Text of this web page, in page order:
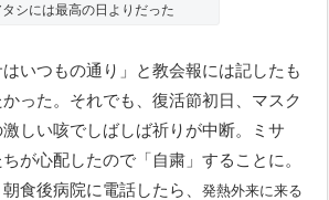
タシには最高の日よりだった
はいつもの通り」と教会報には記したも
った。それでも、復活節初日、マスク
しい咳でしばしば祈りが中断。ミサ
が心配したので「自粛」することに。
食後病院に電話したら、発熱外来に来る